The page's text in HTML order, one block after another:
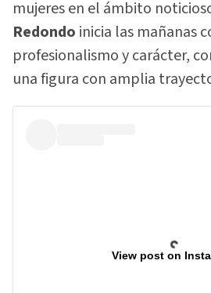
mujeres en el ámbito
Redondo inicia las mañanas
profesionalismo y carácter,
una figura con amplia
View post on